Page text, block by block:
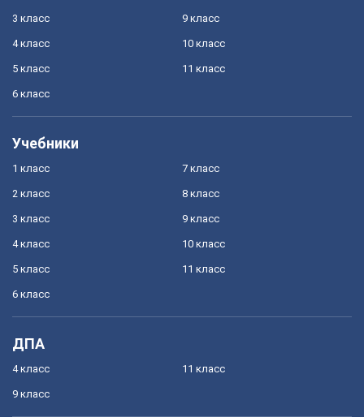
3 класс
4 класс
5 класс
6 класс
9 класс
10 класс
11 класс
Учебники
1 класс
2 класс
3 класс
4 класс
5 класс
6 класс
7 класс
8 класс
9 класс
10 класс
11 класс
ДПА
4 класс
9 класс
11 класс